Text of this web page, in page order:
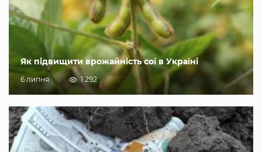
Як підвищити врожайність сої в Україні
6 липня 1 292